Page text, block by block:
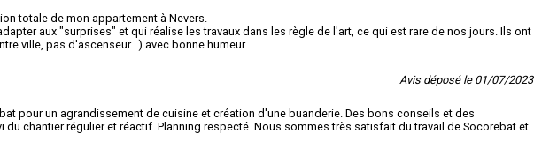
totale de mon appartement à Nevers.
aux "surprises" et qui réalise les travaux dans les règle de l'art, ce qui est rare de nos jours. Ils ont
ville, pas d'ascenseur...) avec bonne humeur.
Avis déposé le 01/07/2023
pour un agrandissement de cuisine et création d'une buanderie. Des bons conseils et des
du chantier régulier et réactif. Planning respecté. Nous sommes très satisfait du travail de Socorebat et